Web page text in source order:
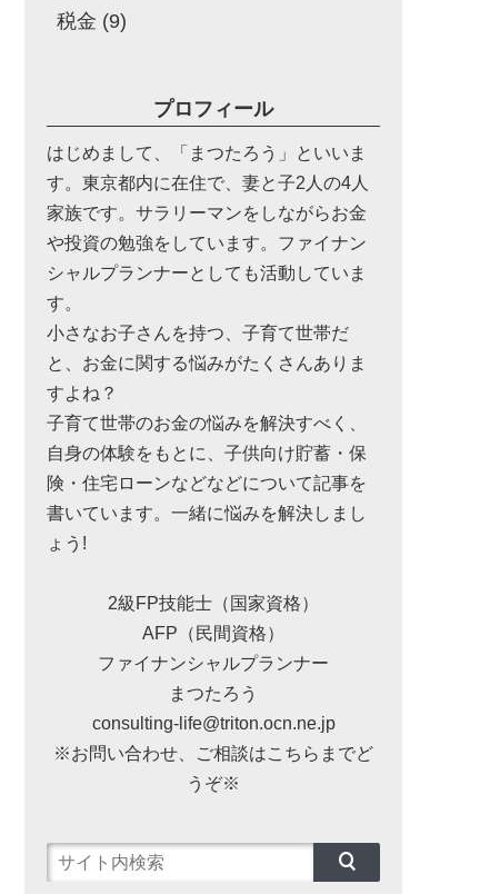
税金 (9)
プロフィール
はじめまして、「まつたろう」といいま
す。東京都内に在住で、妻と子2人の4人
家族です。サラリーマンをしながらお金
や投資の勉強をしています。ファイナン
シャルプランナーとしても活動していま
す。
小さなお子さんを持つ、子育て世帯だ
と、お金に関する悩みがたくさんありま
すよね？
子育て世帯のお金の悩みを解決すべく、
自身の体験をもとに、子供向け貯蓄・保
険・住宅ローンなどなどについて記事を
書いています。一緒に悩みを解決しまし
ょう!
2級FP技能士（国家資格）
AFP（民間資格）
ファイナンシャルプランナー
まつたろう
consulting-life@triton.ocn.ne.jp
※お問い合わせ、ご相談はこちらまでど
うぞ※